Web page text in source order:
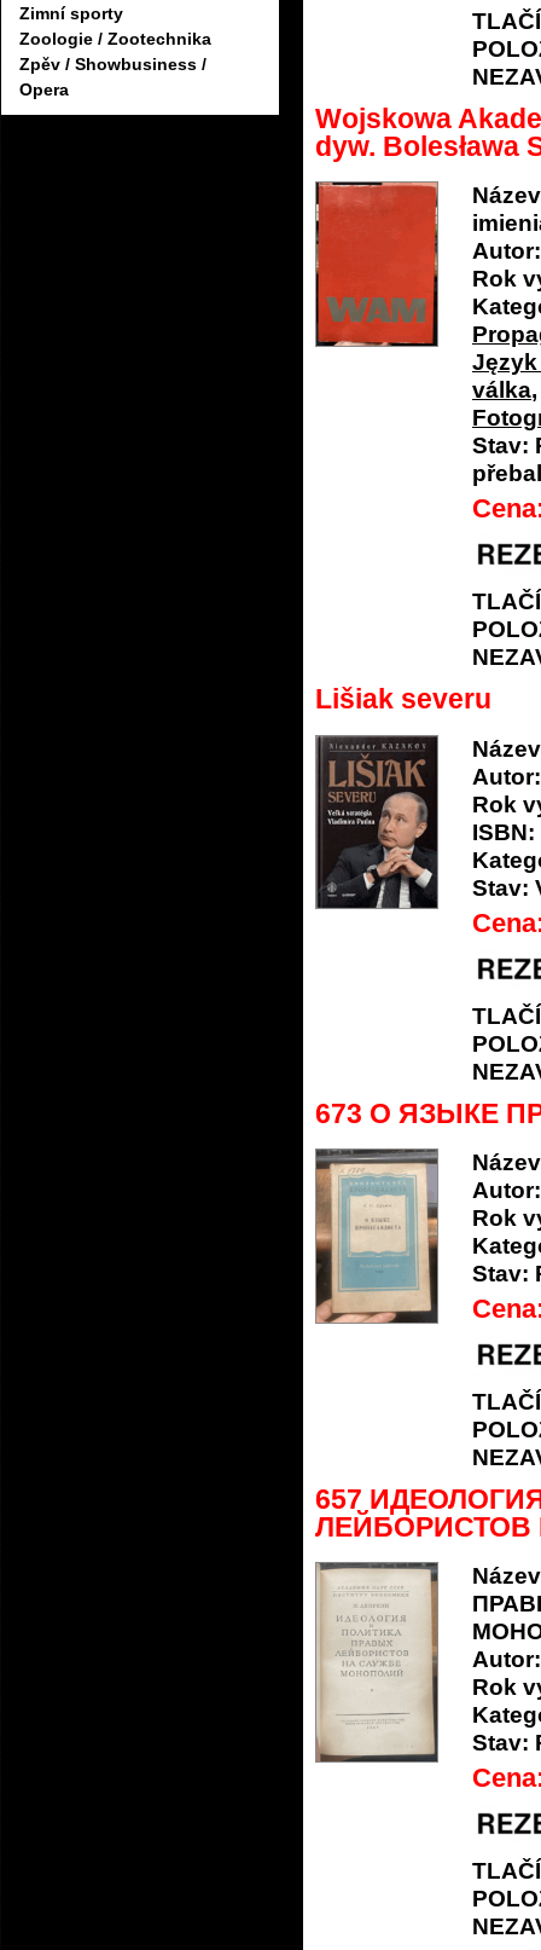
Zimní sporty
Zoologie / Zootechnika
Zpěv / Showbusiness /
Opera
Wojskowa
dyw. Bolesława
Autor:
Rok
válka
Stav:
Lišiak severu
Autor:
Rok
ISBN:
Stav:
673 О ЯЗЫКЕ
Autor:
Rok
Stav:
657
ЛЕЙБОРИСТОВ
Autor:
Rok
Stav: